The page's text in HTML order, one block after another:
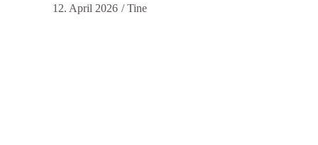
12. April 2026 Tine